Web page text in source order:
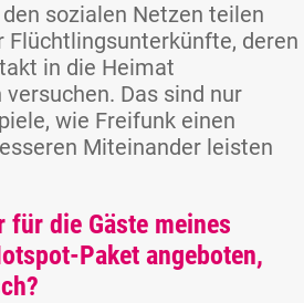
sozialen Netzen teilen
Flüchtlingsunterkünfte, deren
in die Heimat
Das sind nur
wie Freifunk einen
Miteinander leisten
für die Gäste meines
Paket angeboten,